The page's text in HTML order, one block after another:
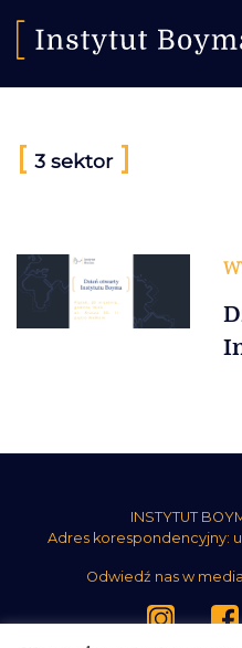
[ 3 sektor]
INSTYTUT
Adres korespondencyjny:
Odwiedź nas w